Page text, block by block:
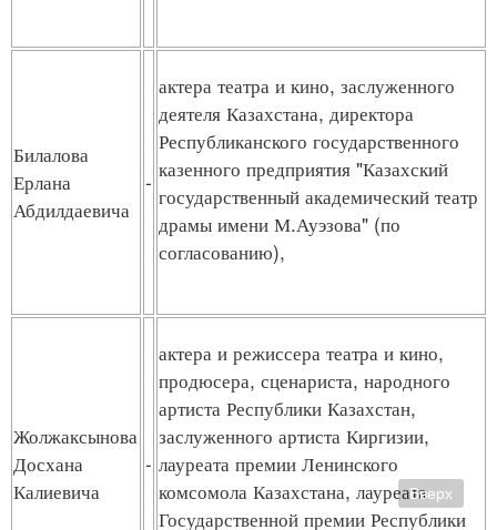
Билалова
Ерлана
Абдилдаевича
-
актера театра и кино, заслуженного
деятеля Казахстана, директора
Республиканского государственного
казенного предприятия "Казахский
государственный академический театр
драмы имени М.Ауэзова" (по
согласованию),
Жолжаксынова
Досхана
Калиевича
-
актера и режиссера театра и кино,
продюсера, сценариста, народного
артиста Республики Казахстан,
заслуженного артиста Киргизии,
лауреата премии Ленинского
комсомола Казахстана, лауреата
Государственной премии Республики
Вверх